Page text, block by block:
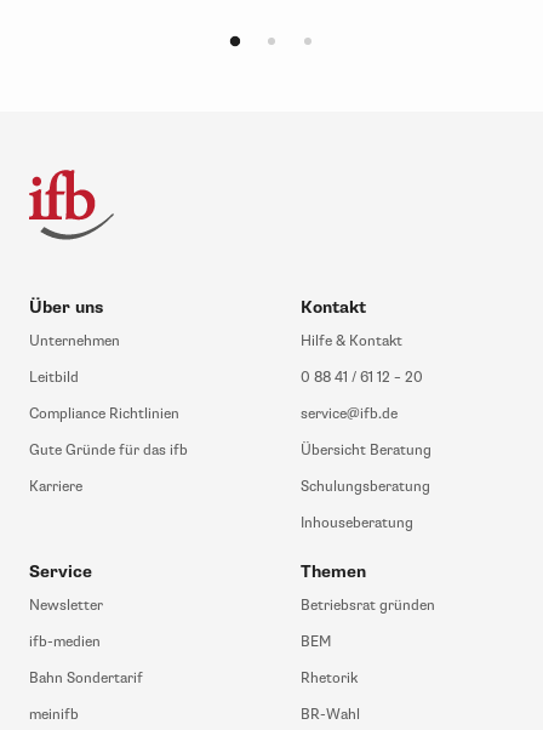
Über uns
Unternehmen
Leitbild
Compliance Richtlinien
Gute Gründe für das ifb
Karriere
Kontakt
Hilfe & Kontakt
0 88 41 / 61 12 – 20
service@ifb.de
Übersicht Beratung
Schulungsberatung
Inhouseberatung
Service
Newsletter
ifb-medien
Bahn Sondertarif
meinifb
Themen
Betriebsrat gründen
BEM
Rhetorik
BR-Wahl